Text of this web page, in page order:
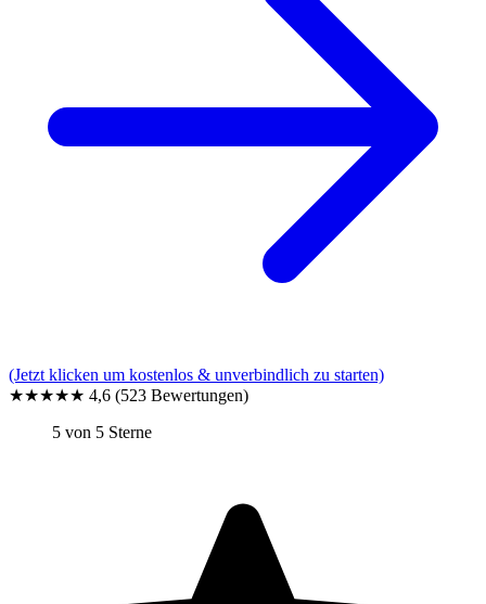
(Jetzt klicken um kostenlos & unverbindlich zu starten)
★★★★★ 4,6 (523 Bewertungen)
5 von 5 Sterne